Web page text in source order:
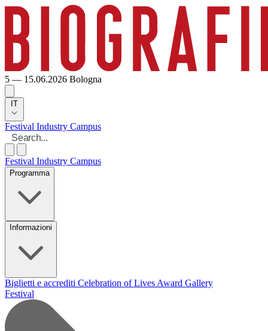
5 — 15.06.2026 Bologna
IT
Festival Industry Campus
Festival Industry Campus
Programma
Informazioni
Biglietti e accrediti Celebration of Lives Award Gallery
Festival